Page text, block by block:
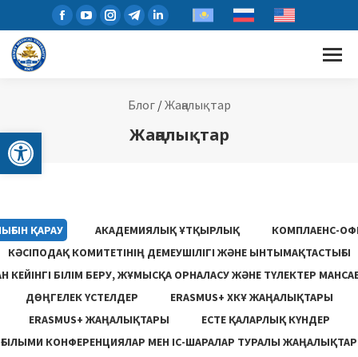
Open toolbar
Блог/Жаңалықтар
Жаңалықтар
ҚАРАУ АКАДЕМИЯЛЫҚ ҰТҚЫРЛЫҚ
КОМПЛАЕНС-
КӘСІПОДАҚ КОМИТЕТІНІҢ ДЕМЕУШІЛІГІ ЖӘНЕ ЫНТЫМАҚТАСТЫҒЫ
КЕЙІНГІ БІЛІМ БЕРУ, ЖҰМЫСҚА ОРНАЛАСУ ЖƏНЕ ТҮЛЕКТЕР
ДӨҢГЕЛЕК ҮСТЕЛДЕР
ERASMUS+ ХКҰ ЖАҢАЛЫҚТАРЫ
ERASMUS+ ЖАҢАЛЫҚТАРЫ
ЕСТЕ ҚАЛАРЛЫҚ КҮНДЕР
ҒЫЛЫМИ КОНФЕРЕНЦИЯЛАР МЕН ІС-ШАРАЛАР ТУРАЛЫ ЖАҢАЛЫҚТАР